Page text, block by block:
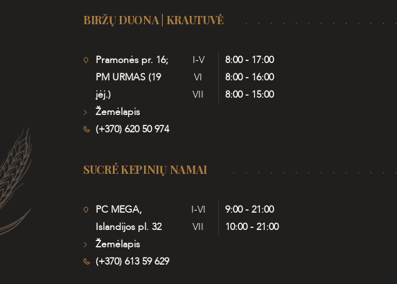
BIRŽŲ DUONA | KRAUTUVĖ
Pramonės pr. 16;
PM URMAS (19
įėj.)
Žemėlapis
(+370) 620 50 974
I-V
8:00 - 17:00
VI
8:00 - 16:00
VII
8:00 - 15:00
SUCRÉ KEPINIŲ NAMAI
PC MEGA,
Islandijos pl. 32
Žemėlapis
(+370) 613 59 629
I-VI
9:00 - 21:00
VII
10:00 - 21:00